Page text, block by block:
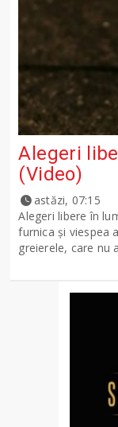
Alegeri
(Video)
astăzi, 07:15
Alegeri libere în
furnica și viespea
greierele, care nu